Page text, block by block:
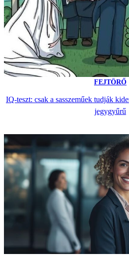
FEJTÖRŐ
IQ-teszt: csak a sasszeműek tudják
jegygyűrű